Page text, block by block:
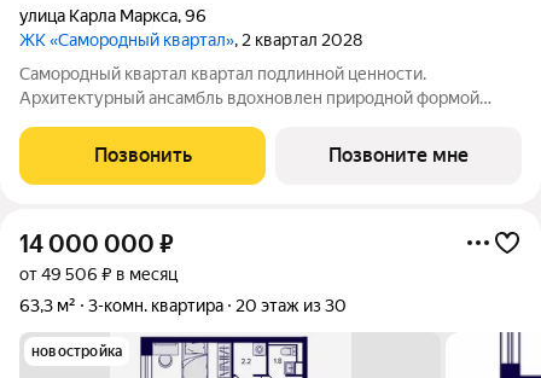
улица Карла Маркса,96
ЖК «Самородный квартал», 2 квартал 2028
Самородный квартал квартал подлинной ценности.
Архитектурный ансамбль вдохновлен природной формой
геометрией фасадов. Внутренний двор и места общего
пользования также содержат стилистические
Позвонить Позвоните мне
14 000 000 ₽
от 49 506 ₽ в месяц
63,3 м²
3-комн. квартира 20 этаж из 30
новостройка